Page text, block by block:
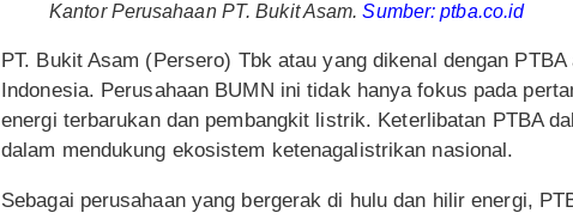
Kantor Perusahaan PT. Bukit Asam.Sumber: ptba.co.id
PT. Bukit Asam (Persero) Tbk atau yang dikenal dengan
Indonesia. Perusahaan BUMN ini tidak hanya fokus pada
energi terbarukan dan pembangkit listrik. Keterlibatan PTBA
dalam mendukung ekosistem ketenagalistrikan nasional.
Sebagai perusahaan yang bergerak di hulu dan hilir energi,